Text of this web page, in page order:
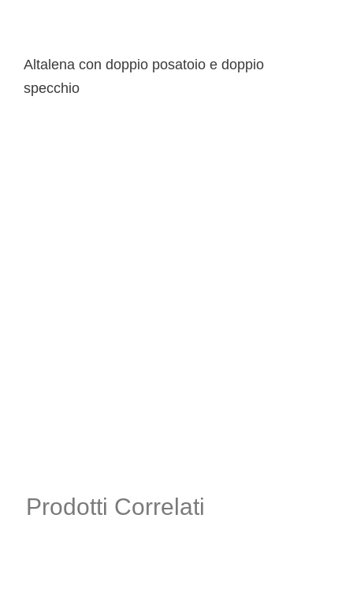
Altalena con doppio posatoio e doppio
specchio
Prodotti Correlati